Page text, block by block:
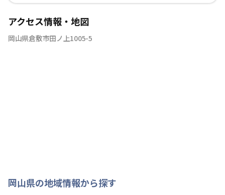
アクセス情報・地図
岡山県倉敷市田ノ上1005-5
岡山県の地域情報から探す